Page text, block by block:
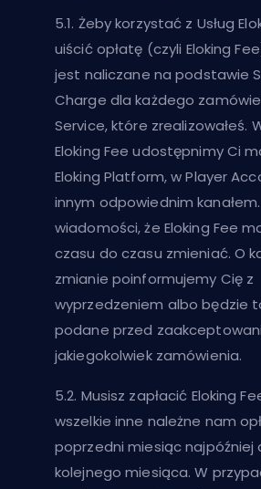
5.1. Żeby korzystać z Usług
uiścić opłatę (czyli Eloking
jest naliczane na podstawie
Charge dla każdego
Service, które zrealizowałeś.
Eloking Fee udostępnimy Ci
Eloking Platform, w Player
innym odpowiednim
wiadomości, że Eloking Fee
czasu do czasu zmieniać. O
zmianie poinformujemy Cię z
wyprzedzeniem albo będzie
podane przed
jakiegokolwiek zamówienia.
5.2. Musisz zapłacić Eloking
wszelkie inne należne nam
poprzedni miesiąc najpóźniej
kolejnego miesiąca. W